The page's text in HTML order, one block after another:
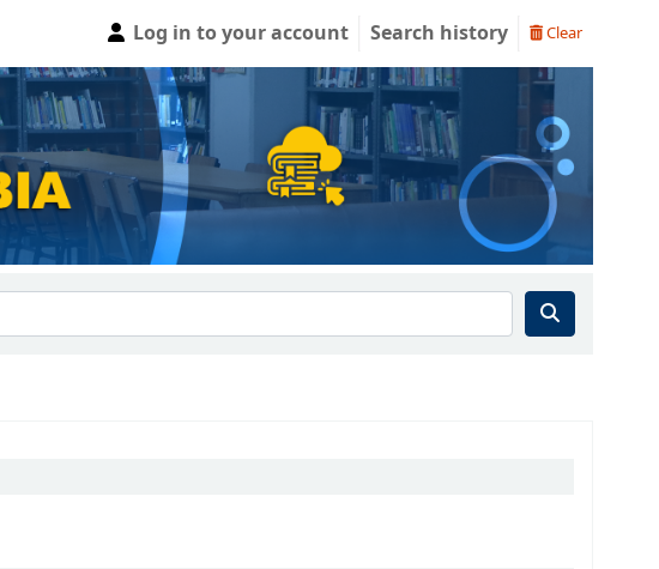
Log in to your account Search history Clear